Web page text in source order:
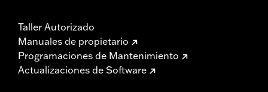
Taller Autorizado
Manuales de propietario
Programaciones de Mantenimiento
Actualizaciones de Software